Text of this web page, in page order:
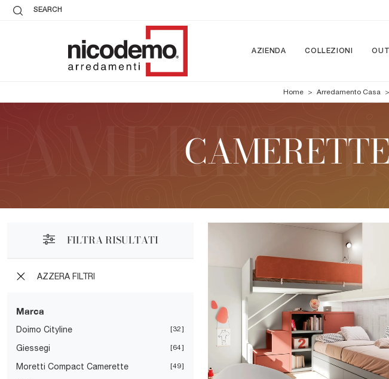
SEARCH
AZIENDA COLLEZIONI
Home > Arredamento Casa >
FILTRA RISULTATI
AZZERA FILTRI
Marca
Doimo Cityline 32
Giessegi 64
Moretti Compact Camerette 49